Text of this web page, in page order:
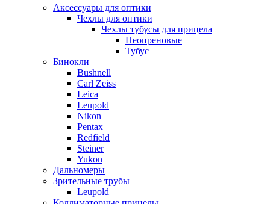
Аксессуары для оптики
Чехлы для оптики
Чехлы тубусы для прицела
Неопреновые
Тубус
Бинокли
Bushnell
Carl Zeiss
Leica
Leupold
Nikon
Pentax
Redfield
Steiner
Yukon
Дальномеры
Зрительные трубы
Leupold